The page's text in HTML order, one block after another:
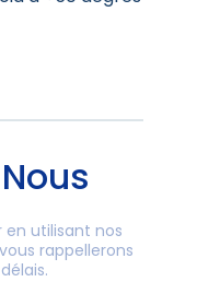
utilisant nos
rappellerons